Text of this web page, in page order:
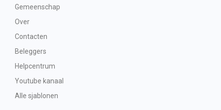
Gemeenschap
Over
Contacten
Beleggers
Helpcentrum
Youtube kanaal
Alle sjablonen